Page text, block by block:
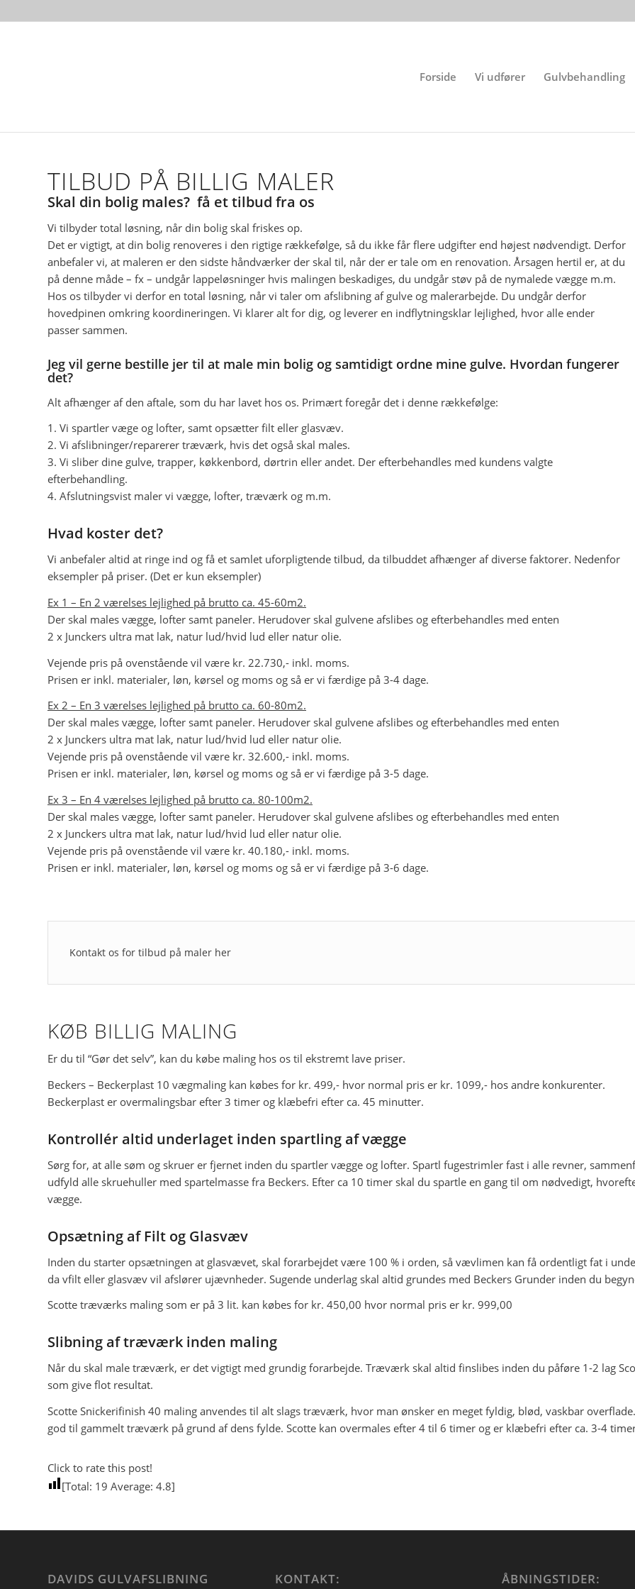
Forside Vi udfører Gulvbehandling
TILBUD PÅ BILLIG MALER
Skal din bolig males? få et tilbud fra os
Vi tilbyder total løsning, når din bolig skal friskes op.
Det er vigtigt, at din bolig renoveres i den rigtige rækkefølge, så du ikke får flere udgifter end højest nødvendigt. Derfor
anbefaler vi, at maleren er den sidste håndværker der skal til, når der er tale om en renovation. Årsagen hertil er, at du
på denne måde – fx – undgår lappeløsninger hvis malingen beskadiges, du undgår støv på de nymalede vægge m.m.
Hos os tilbyder vi derfor en total løsning, når vi taler om afslibning af gulve og malerarbejde. Du undgår derfor
hovedpinen omkring koordineringen. Vi klarer alt for dig, og leverer en indflytningsklar lejlighed, hvor alle ender
passer sammen.
Jeg vil gerne bestille jer til at male min bolig og samtidigt ordne mine gulve. Hvordan fungerer
det?
Alt afhænger af den aftale, som du har lavet hos os. Primært foregår det i denne rækkefølge:
1. Vi spartler væge og lofter, samt opsætter filt eller glasvæv.
2. Vi afslibninger/reparerer træværk, hvis det også skal males.
3. Vi sliber dine gulve, trapper, køkkenbord, dørtrin eller andet. Der efterbehandles med kundens valgte
efterbehandling.
4. Afslutningsvist maler vi vægge, lofter, træværk og m.m.
Hvad koster det?
Vi anbefaler altid at ringe ind og få et samlet uforpligtende tilbud, da tilbuddet afhænger af diverse faktorer. Nedenfor
eksempler på priser. (Det er kun eksempler)
Ex 1 – En 2 værelses lejlighed på brutto ca. 45-60m2.
Der skal males vægge, lofter samt paneler. Herudover skal gulvene afslibes og efterbehandles med enten
2 x Junckers ultra mat lak, natur lud/hvid lud eller natur olie.
Vejende pris på ovenstående vil være kr. 22.730,- inkl. moms.
Prisen er inkl. materialer, løn, kørsel og moms og så er vi færdige på 3-4 dage.
Ex 2 – En 3 værelses lejlighed på brutto ca. 60-80m2.
Der skal males vægge, lofter samt paneler. Herudover skal gulvene afslibes og efterbehandles med enten
2 x Junckers ultra mat lak, natur lud/hvid lud eller natur olie.
Vejende pris på ovenstående vil være kr. 32.600,- inkl. moms.
Prisen er inkl. materialer, løn, kørsel og moms og så er vi færdige på 3-5 dage.
Ex 3 – En 4 værelses lejlighed på brutto ca. 80-100m2.
Der skal males vægge, lofter samt paneler. Herudover skal gulvene afslibes og efterbehandles med enten
2 x Junckers ultra mat lak, natur lud/hvid lud eller natur olie.
Vejende pris på ovenstående vil være kr. 40.180,- inkl. moms.
Prisen er inkl. materialer, løn, kørsel og moms og så er vi færdige på 3-6 dage.
Kontakt os for tilbud på maler her
KØB BILLIG MALING
Er du til “Gør det selv”, kan du købe maling hos os til ekstremt lave priser.
Beckers – Beckerplast 10 vægmaling kan købes for kr. 499,- hvor normal pris er kr. 1099,- hos andre konkurenter.
Beckerplast er overmalingsbar efter 3 timer og klæbefri efter ca. 45 minutter.
Kontrollér altid underlaget inden spartling af vægge
Sørg for, at alle søm og skruer er fjernet inden du spartler vægge og lofter. Spartl fugestrimler fast i alle revner,
udfyld alle skruehuller med spartelmasse fra Beckers. Efter ca 10 timer skal du spartle en gang til om nødvedigt,
vægge.
Opsætning af Filt og Glasvæv
Inden du starter opsætningen at glasvævet, skal forarbejdet være 100 % i orden, så vævlimen kan få ordentligt fat i
da vfilt eller glasvæv vil afslører ujævnheder. Sugende underlag skal altid grundes med Beckers Grunder inden du
Scotte træværks maling som er på 3 lit. kan købes for kr. 450,00 hvor normal pris er kr. 999,00
Slibning af træværk inden maling
Når du skal male træværk, er det vigtigt med grundig forarbejde. Træværk skal altid finslibes inden du påføre 1-2 lag
som give flot resultat.
Scotte Snickerifinish 40 maling anvendes til alt slags træværk, hvor man ønsker en meget fyldig, blød, vaskbar
god til gammelt træværk på grund af dens fylde. Scotte kan overmales efter 4 til 6 timer og er klæbefri efter ca. 3-4
Click to rate this post!
[Total: 19 Average: 4.8]
DAVIDS GULVAFSLIBNING KONTAKT: ÅBNINGSTIDER: